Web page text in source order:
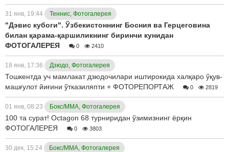
31 янв, 19:44 Теннис, Фотогалерея
"Дэвис кубоги". Ўзбекистоннинг Босния ва Герцеговина
билан қарама-қаршиликнинг биринчи кунидан
ФОТОГАЛЕРЕЯ
0 2410
18 янв, 17:36 Дзюдо, Фотогалерея
Тошкентда уч мамлакат дзюдочилари иштирокида халқаро ўқув-
машғулот йиғини ўтказиляпти + ФОТОРЕПОРТАЖ
0 2819
01 янв, 08:23 Бокс/ММА, Фотогалерея
100 та сурат! Octagon 68 турниридан ўзимизнинг ёрқин
ФОТОГАЛЕРЕЯ
0 3803
30 дек, 15:24 Бокс/ММА, Фотогалерея